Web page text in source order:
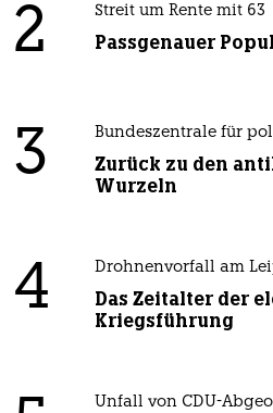
2 Streit um Rente mit 63
Passgenauer
3 Bundeszentrale für
Zurück zu den
Wurzeln
4 Drohnenvorfall am
Das Zeitalter der
Kriegsführung
Unfall von CDU-